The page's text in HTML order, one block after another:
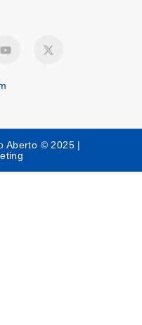
Aberto © 2025 |